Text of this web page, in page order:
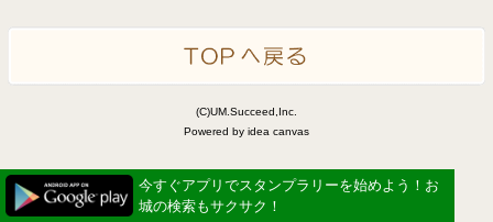
(C)UM.Succeed,Inc.
Powered by idea canvas
今すぐアプリでスタンプラリーを始めよう！お
城の検索もサクサク！